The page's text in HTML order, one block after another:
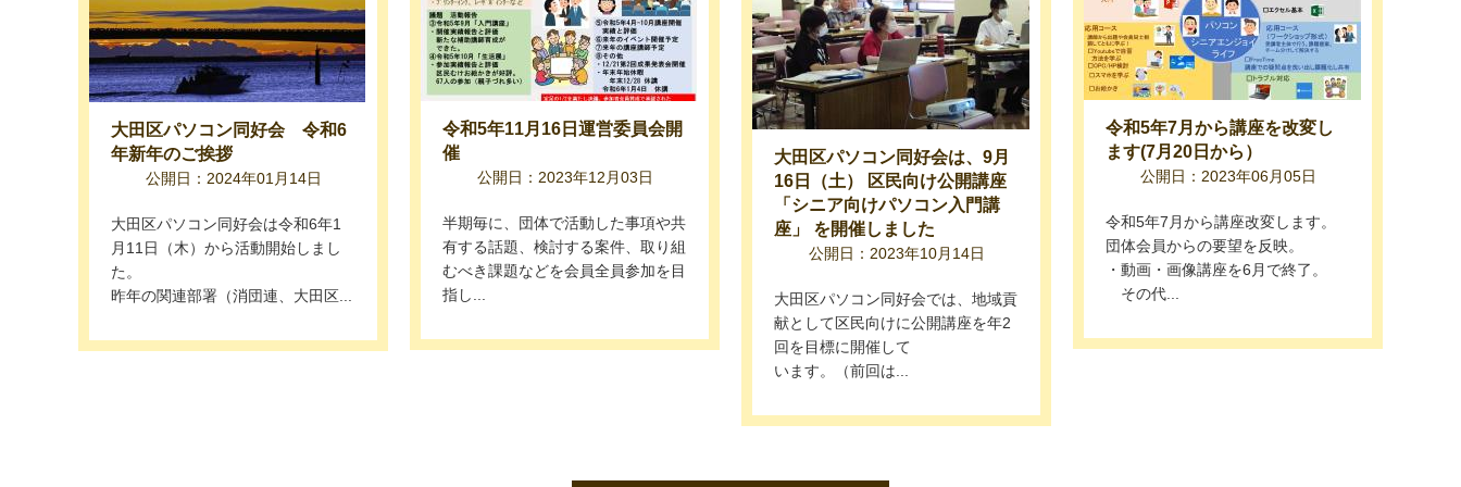
大田区パソコン同好会 令和6
年新年のご挨拶
公開日：2024年01月14日
大田区パソコン同好会は令和6年1
月11日（木）から活動開始しまし
た。
昨年の関連部署（消団連、大田区...
令和5年11月16日運営委員会開
催
公開日：2023年12月03日
半期毎に、団体で活動した事項や共
有する話題、検討する案件、取り組
むべき課題などを会員全員参加を目
指し...
大田区パソコン同好会は、9月
16日（土） 区民向け公開講座
「シニア向けパソコン入門講
座」 を開催しました
公開日：2023年10月14日
大田区パソコン同好会では、地域貢
献として区民向けに公開講座を年2
回を目標に開催して
います。（前回は...
令和5年7月から講座を改変し
ます(7月20日から）
公開日：2023年06月05日
令和5年7月から講座改変します。
団体会員からの要望を反映。
・動画・画像講座を6月で終了。
その代...